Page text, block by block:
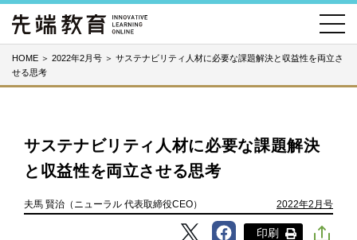
HOME ＞ 2022年2月号 ＞ サステナビリティ人材に必要な課題解決と収益性を両立さ
せる思考
サステナビリティ人材に必要な課題解決
と収益性を両立させる思考
夫馬 賢治（ニューラル 代表取締役CEO） 2022年2月号
印刷